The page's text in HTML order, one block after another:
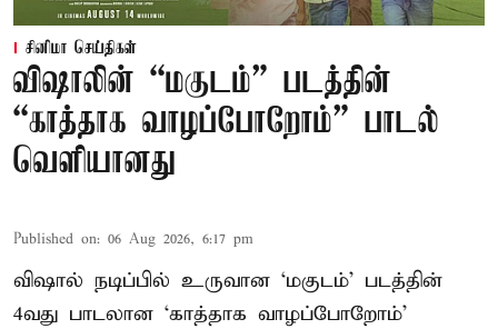
சினிமா செய்திகள்
விஷாலின் “மகுடம்” படத்தின்
“காத்தாக வாழப்போறோம்” பாடல்
வெளியானது
Published on: 06 Aug 2026, 6:17 pm
விஷால் நடிப்பில் உருவான ‘மகுடம்’ படத்தின்
4வது பாடலான ‘காத்தாக வாழப்போறோம்’